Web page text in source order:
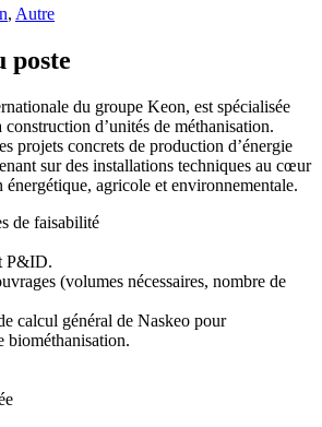
, Autre
poste
du groupe Keon, est spécialisée
d’unités de méthanisation.
projets concrets de production d’énergie
sur des installations techniques au cœur
énergétique, agricole et environnementale.
de faisabilité
P&ID.
(volumes nécessaires, nombre de
calcul général de Naskeo pour
biométhanisation.